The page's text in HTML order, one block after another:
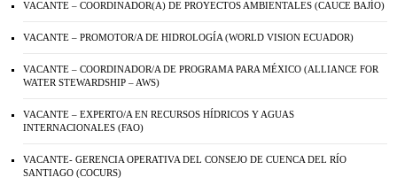
VACANTE – COORDINADOR(A) DE PROYECTOS AMBIENTALES (CAUCE BAJÍO)
VACANTE – PROMOTOR/A DE HIDROLOGÍA (WORLD VISION ECUADOR)
VACANTE – COORDINADOR/A DE PROGRAMA PARA MÉXICO (ALLIANCE FOR
WATER STEWARDSHIP – AWS)
VACANTE – EXPERTO/A EN RECURSOS HÍDRICOS Y AGUAS
INTERNACIONALES (FAO)
VACANTE- GERENCIA OPERATIVA DEL CONSEJO DE CUENCA DEL RÍO
SANTIAGO (COCURS)